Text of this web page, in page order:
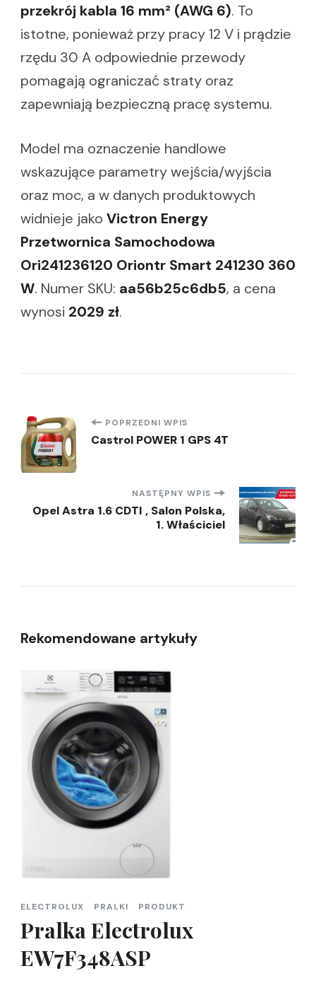
przekrój kabla 16 mm² (AWG 6). To
istotne, ponieważ przy pracy 12 V i prądzie
rzędu 30 A odpowiednie przewody
pomagają ograniczać straty oraz
zapewniają bezpieczną pracę systemu.
Model ma oznaczenie handlowe
wskazujące parametry wejścia/wyjścia
oraz moc, a w danych produktowych
widnieje jako Victron Energy
Przetwornica Samochodowa
Ori241236120 Oriontr Smart 241230 360
W. Numer SKU: aa56b25c6db5, a cena
wynosi 2029 zł.
Nawigacja
wpisu
POPRZEDNI WPIS
Castrol POWER 1 GPS 4T
NASTĘPNY WPIS
Opel Astra 1.6 CDTI , Salon Polska,
1. Właściciel
Rekomendowane artykuły
ELECTROLUX PRALKI PRODUKT
Pralka Electrolux
EW7F348ASP